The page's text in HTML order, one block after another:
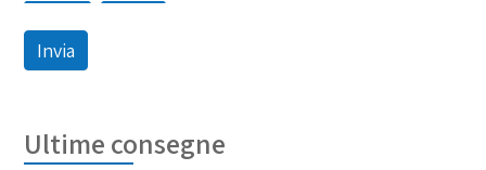
Invia
Ultime consegne